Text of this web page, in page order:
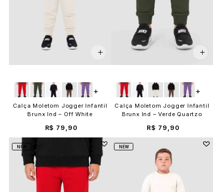
Calça Moletom Jogger Infantil
Brunx Ind – Off White
R$ 79,90
+
Calça Moletom Jogger Infantil
Brunx Ind – Verde Quartzo
R$ 79,90
+
NEW NEW